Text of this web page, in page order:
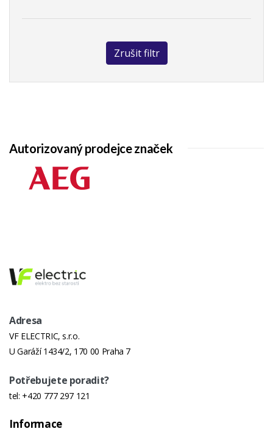
Zrušit filtr
Autorizovaný prodejce značek
Adresa
VF ELECTRIC, s.r.o.
U Garáží 1434/2, 170 00 Praha 7
Potřebujete poradit?
tel: +420 777 297 121
Informace